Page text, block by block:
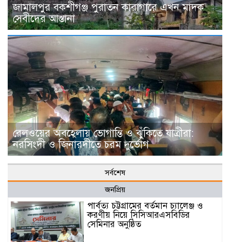
জামালপুর বকশীগঞ্জ পুরাতন কারাগারে এখন মাদক
সেবীদের আস্তানা
রেলওয়ের অবহেলায় ভোগান্তি ও ঝুঁকিতে যাত্রীরা:
নরসিংদী ও জিনারদীতে চরম দুর্ভোগ
সর্বশেষ
জনপ্রিয়
পার্বত্য চট্টগ্রামের বর্তমান চ্যালেঞ্জ ও
করণীয় নিয়ে সিসিআরএসবিডির
সেমিনার অনুষ্ঠিত